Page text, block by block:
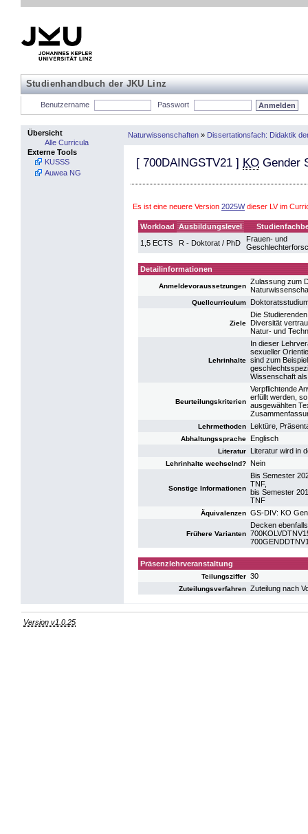
Studienhandbuch der JKU Linz
Benutzername Passwort
Übersicht
Alle Curricula
Externe Tools
KUSSS
Auwea NG
Naturwissenschaften » Dissertationsfach: Didaktik
[ 700DAINGSTV21 ] KO Gender
Es ist eine neuere Version 2025Wdieser LV im
Workload Ausbildungslevel
1,5 ECTS
R - Doktorat / PhD
Frauen- und
Detailinformationen
Anmeldevoraussetzungen
Zulassung zum
Quellcurriculum
Ziele
Die
Diversität
Natur- und
Lehrinhalte
In dieser
sexueller
sind zum
Wissenschaft
Beurteilungskriterien
Verpflichtende
erfüllt werden,
ausgewählten
Lehrmethoden Lektüre,
Abhaltungssprache Englisch
Literatur Literatur wird in
Lehrinhalte wechselnd? Nein
Sonstige Informationen
Bis Semester
TNF,
bis Semester
TNF
Äquivalenzen GS-DIV: KO
Frühere Varianten
Decken
Präsenzlehrveranstaltung
Teilungsziffer 30
Zuteilungsverfahren Zuteilung nach
Version v1.0.25